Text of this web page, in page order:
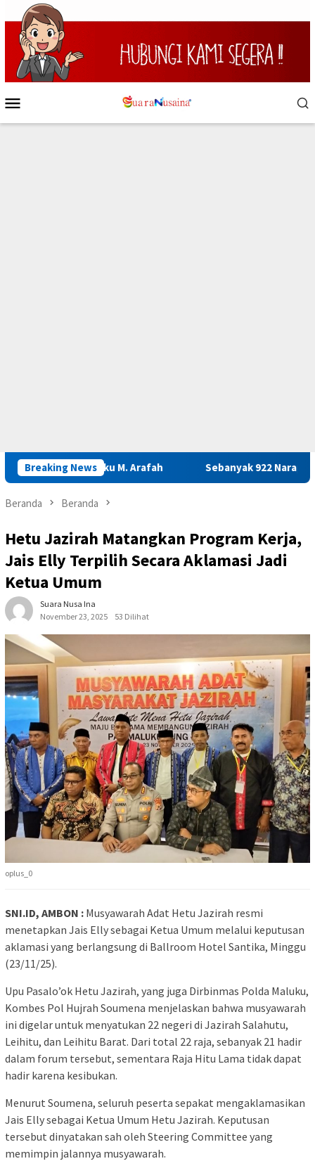
Loncat
ke
konten
Mobile
Breaking News
Maluku M. Arafah Sebanyak 922 Narapidana dan Lima
Beranda Beranda
Hetu Jazirah Matangkan Program Kerja,
Jais Elly Terpilih Secara Aklamasi Jadi
Ketua Umum
Suara Nusa Ina
November 23, 2025
53 Dilihat
oplus_0
SNI.ID, AMBON : Musyawarah Adat Hetu Jazirah resmi
menetapkan Jais Elly sebagai Ketua Umum melalui keputusan
aklamasi yang berlangsung di Ballroom Hotel Santika, Minggu
(23/11/25).
Upu Pasalo’ok Hetu Jazirah, yang juga Dirbinmas Polda Maluku,
Kombes Pol Hujrah Soumena menjelaskan bahwa musyawarah
ini digelar untuk menyatukan 22 negeri di Jazirah Salahutu,
Leihitu, dan Leihitu Barat. Dari total 22 raja, sebanyak 21 hadir
dalam forum tersebut, sementara Raja Hitu Lama tidak dapat
hadir karena kesibukan.
Menurut Soumena, seluruh peserta sepakat mengaklamasikan
Jais Elly sebagai Ketua Umum Hetu Jazirah. Keputusan
tersebut dinyatakan sah oleh Steering Committee yang
memimpin jalannya musyawarah.